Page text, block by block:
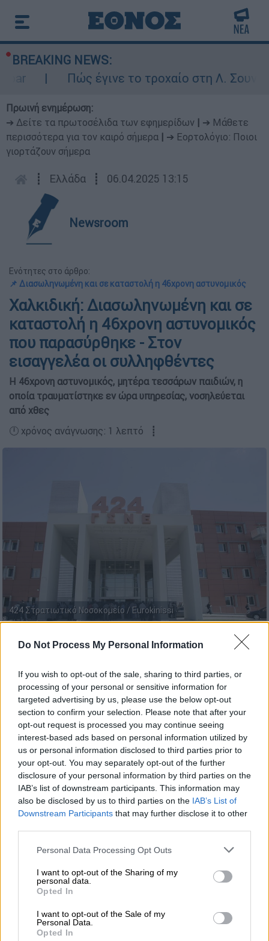
Do Not Process My Personal Information
If you wish to opt-out of the sale, sharing to third parties, or
processing of your personal or sensitive information for
targeted advertising by us, please use the below opt-out
section to confirm your selection. Please note that after your
opt-out request is processed you may continue seeing
interest-based ads based on personal information utilized by
us or personal information disclosed to third parties prior to
your opt-out. You may separately opt-out of the further
disclosure of your personal information by third parties on the
IAB’s list of downstream participants. This information may
also be disclosed by us to third parties on the IAB’s List of
Downstream Participants that may further disclose it to other
Please note that this website/app uses one or more Google
not limited to your visit or usage behaviour. You may click to
grant or deny consent to Google and its third-party tags to
use your data for below specified purposes in below Google
consent section.
Personal Data Processing Opt Outs
I want to opt-out of the Sharing of my
personal data.
Opted In
I want to opt-out of the Sale of my
Personal Data.
Opted In
BREAKING NEWS:
Πώς έγινε το τροχαίο στη Λ.
Πρωινή ενημέρωση:
➔ Δείτε τα πρωτοσέλιδα των εφημερίδων
➔ Μάθετε
περισσότερα για τον καιρό σήμερα
➔ Εορτολόγιο: Ποιοι
γιορτάζουν σήμερα
┋ Ελλάδα ┋ 06.04.2025 13:15
Newsroom
Ενότητες στο άρθρο:
📌 Διασωληνωμένη και σε καταστολή η 46χρονη αστυνομικός
Χαλκιδική: Διασωληνωμένη και σε
καταστολή η 46χρονη αστυνομικός
που παρασύρθηκε - Στον
εισαγγελέα οι συλληφθέντες
Η 46χρονη αστυνομικός, μητέρα τεσσάρων παιδιών, η
οποία τραυματίστηκε εν ώρα υπηρεσίας, νοσηλεύεται
από χθες
🕛 χρόνος ανάγνωσης: 1 λεπτό ┋
424 Στρατιωτικό Νοσοκομείο / Eurokinissi
Προσθέστε το ΕΘΝΟΣ στη Google
Στονεισαγγελέα Πολυγύρουοδηγούνται ο
62χρονοςκαι ο 26χρονος που συνελήφθησαν
μετά από το τροχαίο που έγινε τα
ξημερώματα του Σαββάτου στον Άγιο
ΝικόλαοΧαλκιδικής και είχε ως αποτέλεσμα
τονθάνατο 33χρονουκαι τον σοβαρό
τραυματισμό 46χρονης αστυνομικού.
Σε βάρος του 62χρονου, ο οποίος οδηγούσε
το φορτηγάκι που παρέσυρε τον 33χρονο και
την αστυνομικό, σχηματίστηκεδικογραφία
ανθρωποκτονία από αμέλεια
σωματική βλάβη από αμέλεια. Υποβλήθηκε
σε εξέταση για τυχόν κατανάλωση
αλκοόλ
αρνητικόόμως αποτέλεσμα.
ΔΙΑΒΑΣΤΕ ΕΠΙΣΗΣ